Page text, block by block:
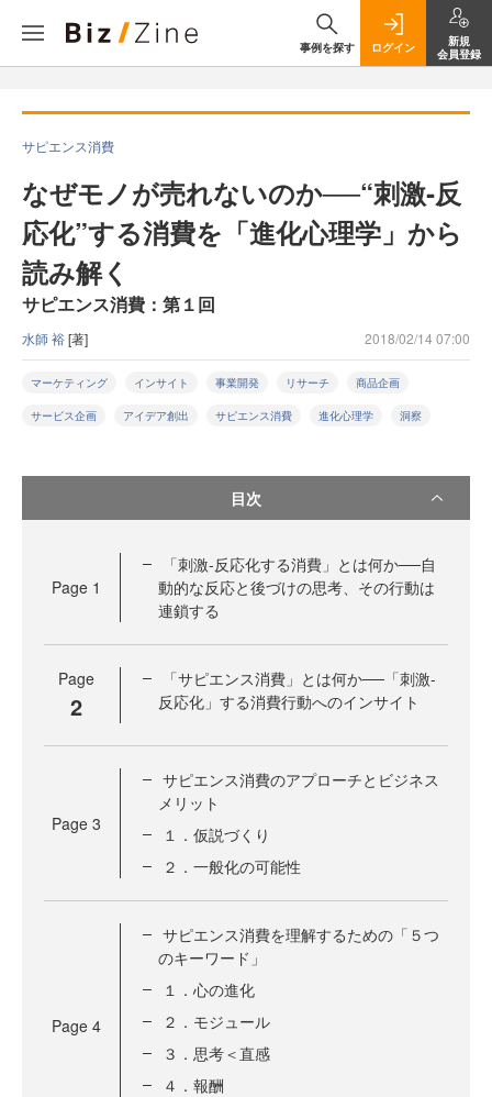
事例を探す ログイン
新規
会員登録
サピエンス消費
なぜモノが売れないのか──“刺激‐反
応化”する消費を「進化心理学」から
読み解く
サピエンス消費：第１回
水師 裕[著] 2018/02/14 07:00
マーケティング インサイト 事業開発 リサーチ 商品企画
サービス企画 アイデア創出 サピエンス消費 進化心理学 洞察
目次
Page 1
「刺激‐反応化する消費」とは何か──自
動的な反応と後づけの思考、その行動は
連鎖する
Page
2
「サピエンス消費」とは何か──「刺激-
反応化」する消費行動へのインサイト
Page 3
サピエンス消費のアプローチとビジネス
メリット
１．仮説づくり
２．一般化の可能性
Page 4
サピエンス消費を理解するための「５つ
のキーワード」
１．心の進化
２．モジュール
３．思考＜直感
４．報酬